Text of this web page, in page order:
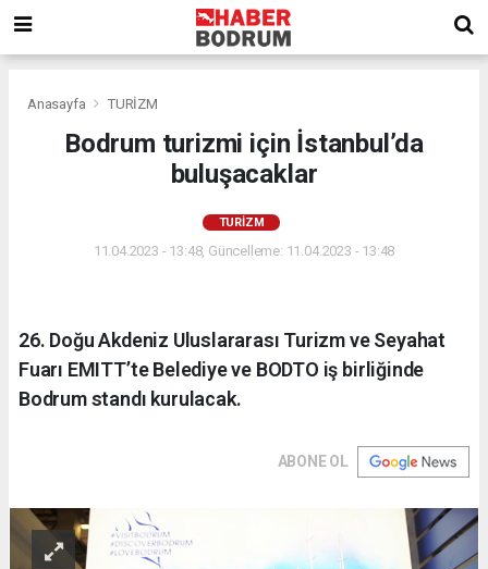
Anasayfa TURİZM
Bodrum turizmi için İstanbul’da
buluşacaklar
TURİZM
11.04.2023 - 13:48, Güncelleme: 11.04.2023 - 13:48
26. Doğu Akdeniz Uluslararası Turizm ve Seyahat
Fuarı EMITT’te Belediye ve BODTO iş birliğinde
Bodrum standı kurulacak.
ABONE OL